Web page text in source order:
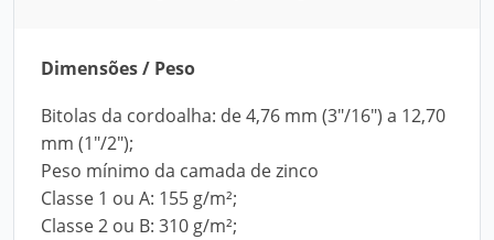
Dimensões / Peso
Bitolas da cordoalha: de 4,76 mm (3"/16") a 12,70
mm (1"/2");
Peso mínimo da camada de zinco
Classe 1 ou A: 155 g/m²;
Classe 2 ou B: 310 g/m²;